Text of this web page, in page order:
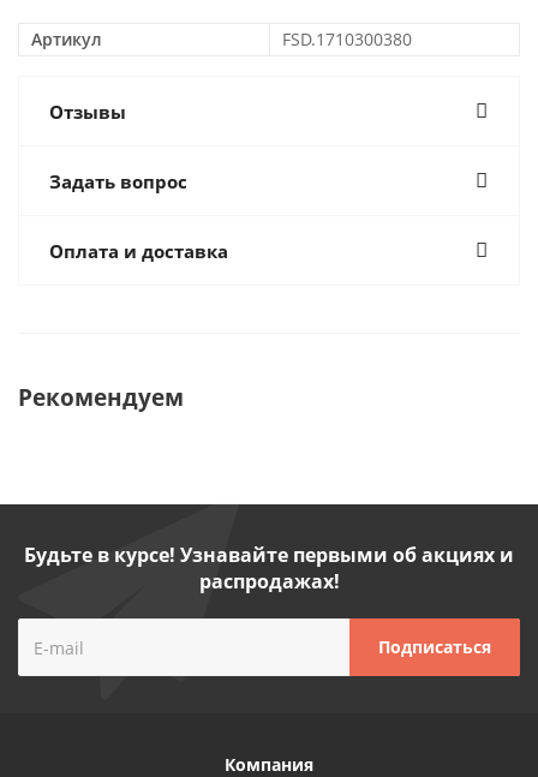
Артикул FSD.1710300380
Отзывы
Задать вопрос
Оплата и доставка
Рекомендуем
Будьте в курсе! Узнавайте первыми об акциях и
распродажах!
Компания